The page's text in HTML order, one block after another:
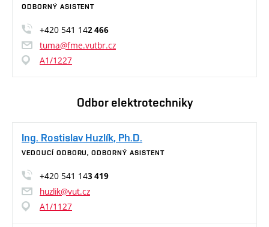
ODBORNÝ ASISTENT
+420 541 142 466
tuma@fme.vutbr.cz
A1/1227
Odbor elektrotechniky
Ing. Rostislav Huzlík, Ph.D.
VEDOUCÍ ODBORU, ODBORNÝ ASISTENT
+420 541 143 419
huzlik@vut.cz
A1/1127